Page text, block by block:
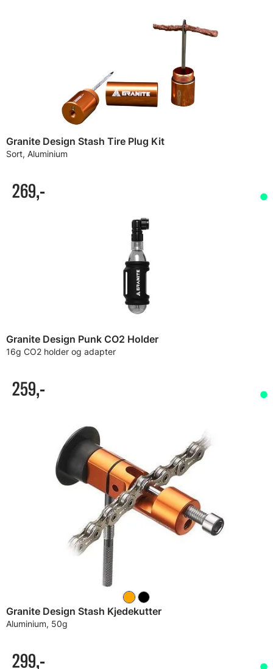
Granite Design Stash Tire Plug Kit
Sort, Aluminium
269,-
Granite Design Punk CO2 Holder
16g CO2 holder og adapter
259,-
Granite Design Stash Kjedekutter
Aluminium, 50g
299,-